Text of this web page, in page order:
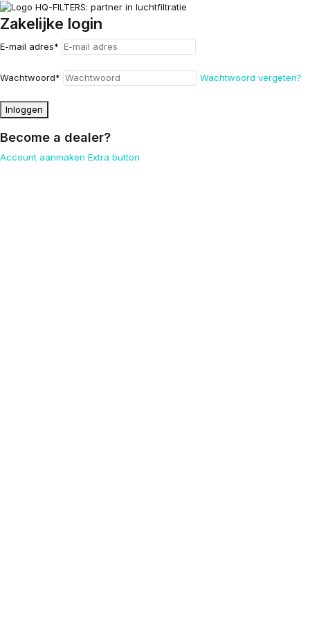
Zakelijke login
E-mail adres*
Wachtwoord* Wachtwoord vergeten?
Inloggen
Become a dealer?
Account aanmaken Extra button